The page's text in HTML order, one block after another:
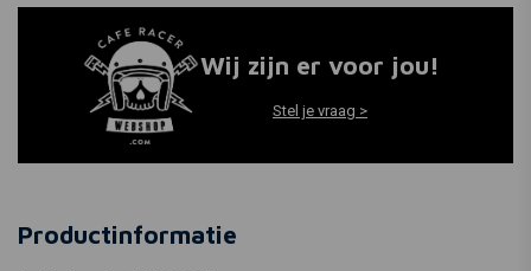
Wij zijn er voor jou!
Stel je vraag >
Productinformatie